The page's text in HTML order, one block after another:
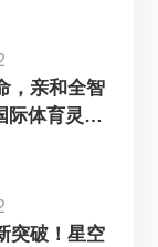
，亲和全智
际体育灵犀
突破！星空